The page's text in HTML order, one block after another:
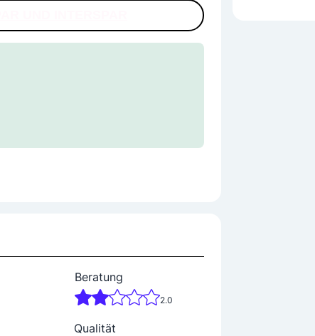
Beratung
2.0
Qualität